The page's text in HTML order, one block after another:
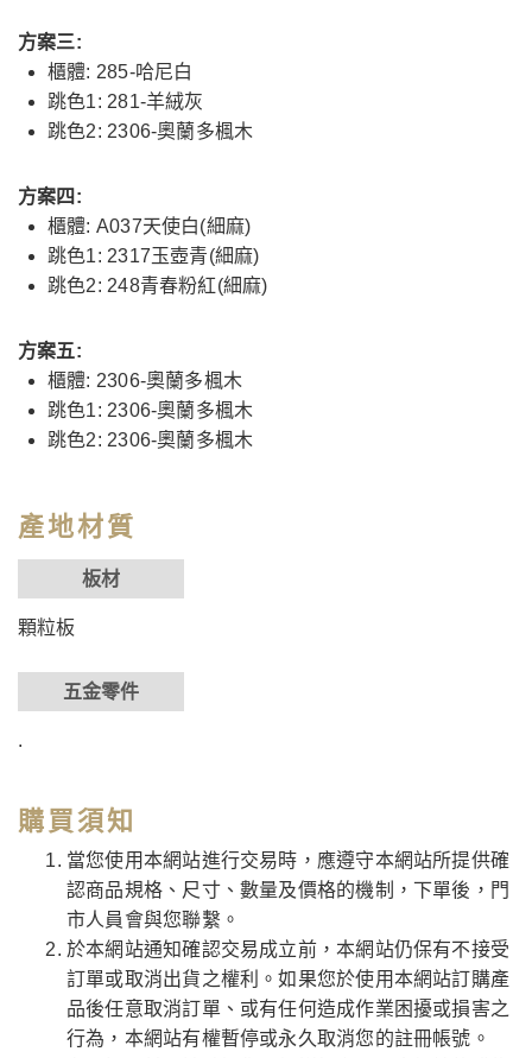
方案三:
櫃體: 285-哈尼白
跳色1: 281-羊絨灰
跳色2: 2306-奧蘭多楓木
方案四:
櫃體: A037天使白(細麻)
跳色1: 2317玉壺青(細麻)
跳色2: 248青春粉紅(細麻)
方案五:
櫃體: 2306-奧蘭多楓木
跳色1: 2306-奧蘭多楓木
跳色2: 2306-奧蘭多楓木
產地材質
板材
顆粒板
五金零件
.
購買須知
當您使用本網站進行交易時，應遵守本網站所提供確
認商品規格、尺寸、數量及價格的機制，下單後，門
市人員會與您聯繫。
於本網站通知確認交易成立前，本網站仍保有不接受
訂單或取消出貨之權利。如果您於使用本網站訂購產
品後任意取消訂單、或有任何造成作業困擾或損害之
行為，本網站有權暫停或永久取消您的註冊帳號。